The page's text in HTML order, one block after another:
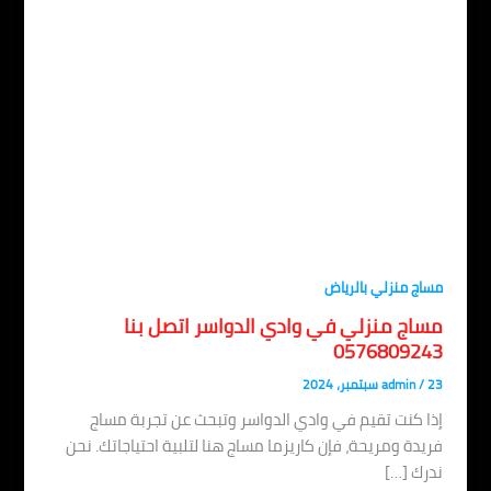
منزلي بالرياض
منزلي في وادي الدواسر اتصل بنا
admin
كنت تقيم في وادي الدواسر وتبحث عن تجربة مساج
ومريحة، فإن كاريزما مساج هنا لتلبية احتياجاتك. نحن
[…]